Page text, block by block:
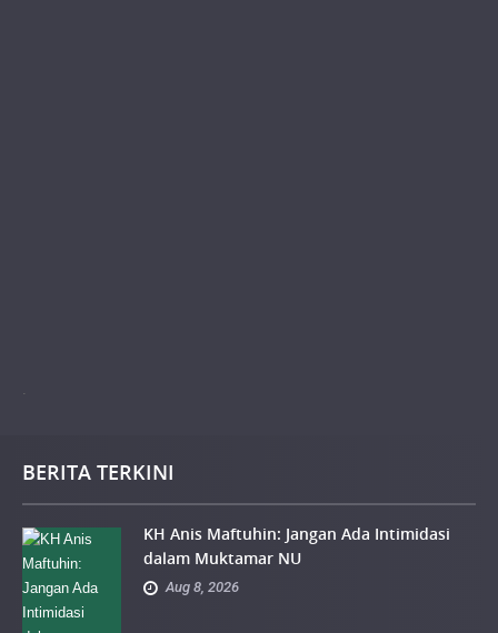
.
BERITA TERKINI
KH Anis Maftuhin: Jangan Ada Intimidasi
dalam Muktamar NU
Aug 8, 2026